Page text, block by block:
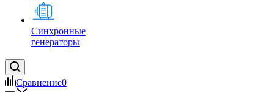
Синхронные
генераторы
Сравнение0